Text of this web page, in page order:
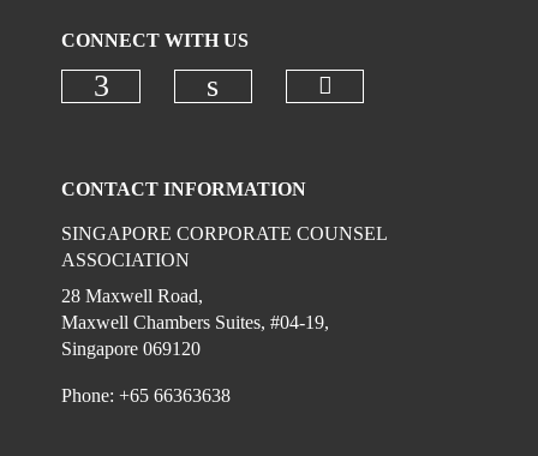
CONNECT WITH US
CONTACT INFORMATION
SINGAPORE CORPORATE COUNSEL
ASSOCIATION
28 Maxwell Road,
Maxwell Chambers Suites, #04-19,
Singapore 069120
Phone: +65 66363638